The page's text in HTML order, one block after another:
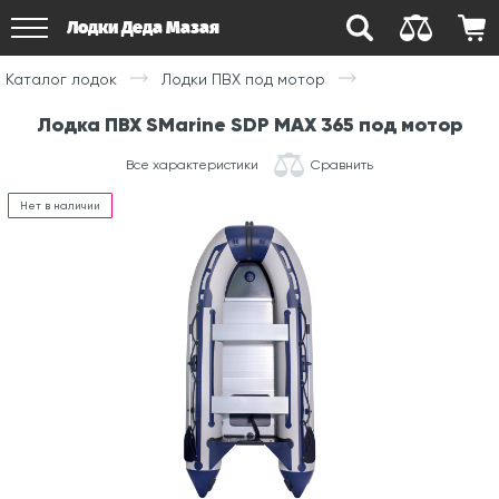
Лодки Деда Мазая
Каталог лодок Лодки ПВХ под мотор
Лодка ПВХ SMarine SDP MAX 365 под мотор
Все характеристики Сравнить
Нет в наличии